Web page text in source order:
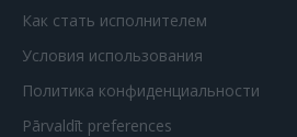
Как стать исполнителем
Условия использования
Политика конфиденциальности
Pārvaldīt preferences